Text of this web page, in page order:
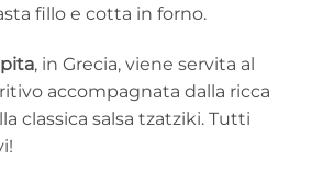
fillo e cotta in forno.
, in Grecia, viene servita al
accompagnata dalla ricca
classica salsa tzatziki. Tutti